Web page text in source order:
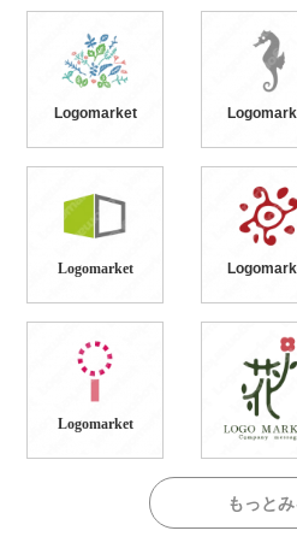
Logomarket
Logomarket
Logomarket
もっと